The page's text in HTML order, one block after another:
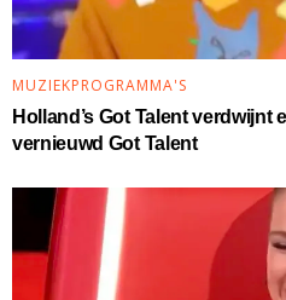
MUZIEKPROGRAMMA'S
Holland’s Got Talent verdwijnt
vernieuwd Got Talent